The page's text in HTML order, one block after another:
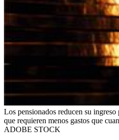
Los pensionados reducen su ingreso
que requieren menos gastos que
ADOBE STOCK